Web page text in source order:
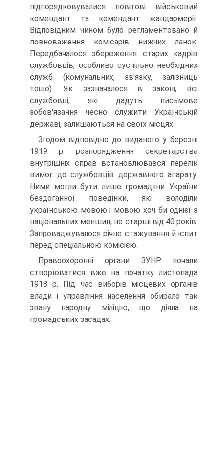
підпорядковувалися повітові військовий
комендант та комендант жандармерії.
Відповідним чином було регламентовано й
повноваження комісарів нижчих ланок.
Передбачалося збереження старих кадрів
службовців, особливо суспільно необхідних
служб (комунальних, зв'язку, залізниць
тощо). Як зазначалося в законі, всі
службовці, які дадуть письмове
зобов'язання чесно служити Українській
державі, залишаються на своїх місцях.
Згодом відповідно до виданого у березні
1919 р. розпорядження секретарства
внутрішніх справ встановлювався перелік
вимог до службовців державного апарату.
Ними могли бути лише громадяни України
бездоганної поведінки, які володіли
українською мовою і мовою хоч би однієї з
національних меншин, не старші від 40 років.
Запроваджувалося річне стажування й іспит
перед спеціальною комісією.
Правоохоронні органи ЗУНР почали
створюватися вже на початку листопада
1918 р. Під час виборів місцевих органів
влади і управління населення обирало так
звану народну міліцію, що діяла на
громадських засадах.